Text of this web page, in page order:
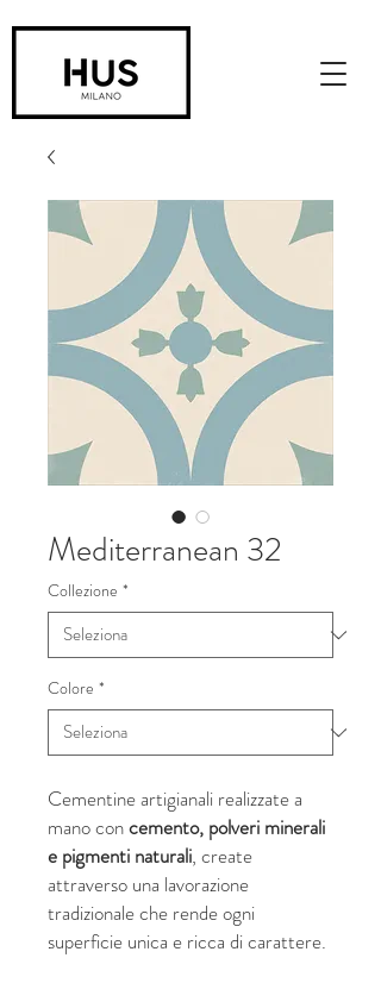
Mediterranean 32
Collezione *
Colore *
Cementine artigianali realizzate a
mano concemento, polveri minerali
e pigmenti naturali, create
attraverso una lavorazione
tradizionale che rende ogni
superficie unica e ricca di carattere.